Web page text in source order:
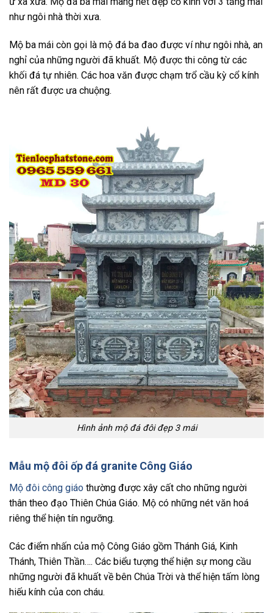
như ngôi nhà thời xưa.
Mộ ba mái còn gọi là mộ đá ba đao được ví như ngôi nhà, an
nghỉ của những người đã khuất. Mộ được thi công từ các
khối đá tự nhiên. Các hoa văn được chạm trổ cầu kỳ cổ kính
nên rất được ưa chuộng.
Hình ảnh mộ đá đôi đẹp 3 mái
Mẫu mộ đôi ốp đá granite Công Giáo
Mộ đôi công giáo thường được xây cất cho những người
thân theo đạo Thiên Chúa Giáo. Mộ có những nét văn hoá
riêng thể hiện tín ngưỡng.
Các điểm nhấn của mộ Công Giáo gồm Thánh Giá, Kinh
Thánh, Thiên Thần…. Các biểu tượng thể hiện sự mong cầu
những người đã khuất về bên Chúa Trời và thể hiện tấm lòng
hiếu kính của con cháu.